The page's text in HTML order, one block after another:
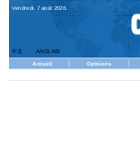
Vendredi, 7 août 2026
中文
ANGLAIS
Accueil
Opinions